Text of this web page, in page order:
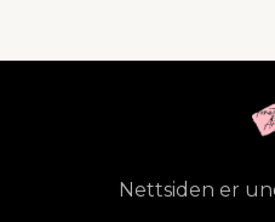
Nettsiden er